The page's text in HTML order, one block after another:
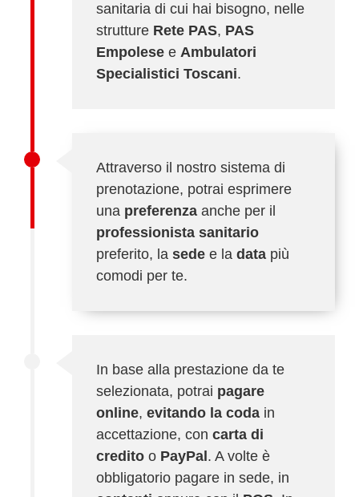
sanitaria di cui hai bisogno, nelle
strutture Rete PAS, PAS
Empolese e Ambulatori
Specialistici Toscani.
Attraverso il nostro sistema di
prenotazione, potrai esprimere
una preferenza anche per il
professionista sanitario
preferito, la sede e la data più
comodi per te.
In base alla prestazione da te
selezionata, potrai pagare
online, evitando la coda in
accettazione, con carta di
credito o PayPal . A volte è
obbligatorio pagare in sede, in